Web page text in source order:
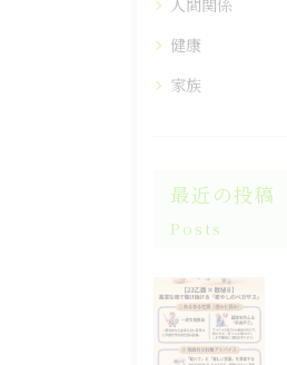
人間関係
健康
家族
最近の投稿
Posts